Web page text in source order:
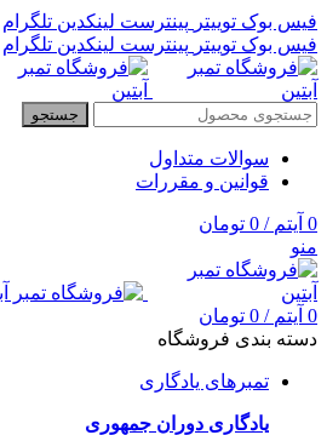
فیس بوک توییتر پینترست لینکدین تلگرام
فیس بوک توییتر پینترست لینکدین تلگرام
جستجو
سوالات متداول
قوانین و مقررات
0 آیتم /
0 تومان
منو
0 آیتم /
0 تومان
دسته بندی فروشگاه
تمبرهای یادگاری
یادگاری دوران جمهوری